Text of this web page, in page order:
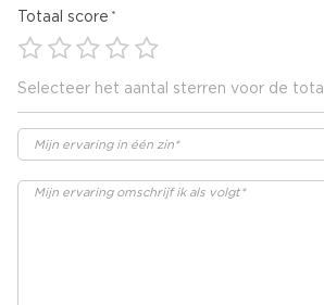
Totaal score
Selecteer het aantal sterren voor de